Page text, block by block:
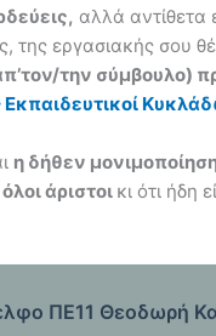
αλλά αντίθετα
της εργασιακής σου
την σύμβουλο)
Εκπαιδευτικοί
η δήθεν
άριστοι κι ότι ήδη
ΠΕ11 Θεοδωρή